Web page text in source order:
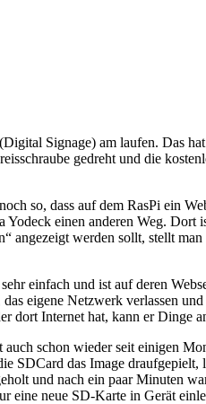
Signage) am laufen. Das
gedreht und die
so, dass auf dem RasPi ein
einen anderen Weg.
angezeigt werden sollt, stellt
einfach und ist auf deren
eigene Netzwerk verlassen
dort Internet hat, kann er Dinge
schon wieder seit einigen
SDCard das Image
und nach ein paar Minuten
eine neue SD-Karte in Gerät